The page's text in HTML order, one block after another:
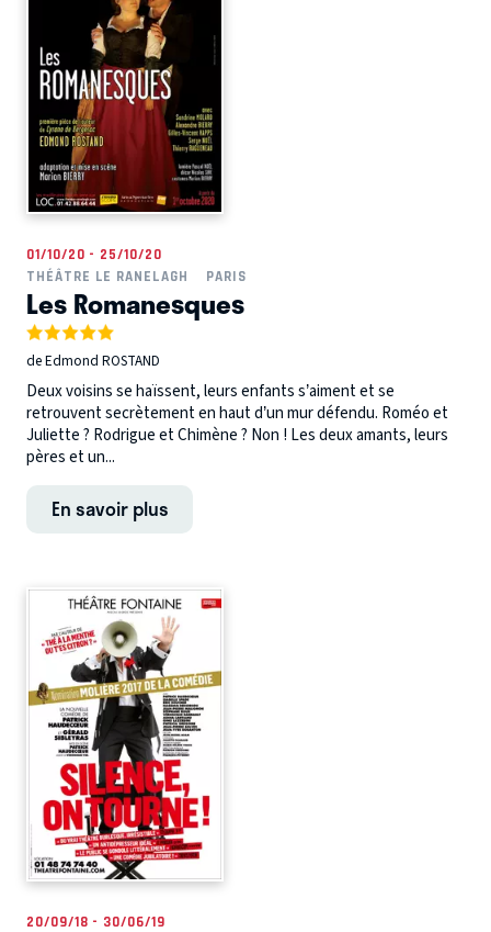
01/10/20 - 25/10/20
THÉÂTRE LE RANELAGH
PARIS
Les Romanesques
de Edmond ROSTAND
Deux voisins se haïssent, leurs enfants s’aiment et se
retrouvent secrètement en haut d’un mur défendu. Roméo et
Juliette ? Rodrigue et Chimène ? Non ! Les deux amants, leurs
pères et un...
En savoir plus
20/09/18 - 30/06/19